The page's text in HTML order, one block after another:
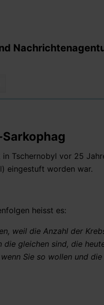
Tschernobyl vor 25
eingestuft worden war.
heisst es:
weil die Anzahl der
gleichen sind, die
Sie so wollen und